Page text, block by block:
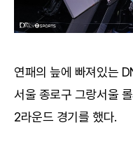
연패의 늪에 빠져있는
서울 종로구 그랑서울
2라운드 경기를 했다.